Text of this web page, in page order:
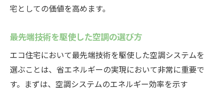
宅としての価値を高めます。
最先端技術を駆使した空調の選び方
エコ住宅において最先端技術を駆使した空調システムを
選ぶことは、省エネルギーの実現において非常に重要で
す。まずは、空調システムのエネルギー効率を示す